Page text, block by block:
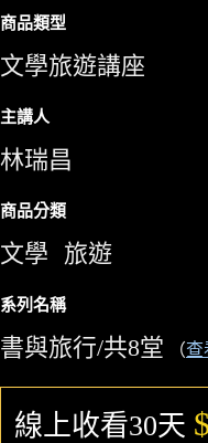
商品類型
文學旅遊講座
主講人
林瑞昌
商品分類
文學 旅遊
系列名稱
書與旅行/共8堂 （查
線上收看30天